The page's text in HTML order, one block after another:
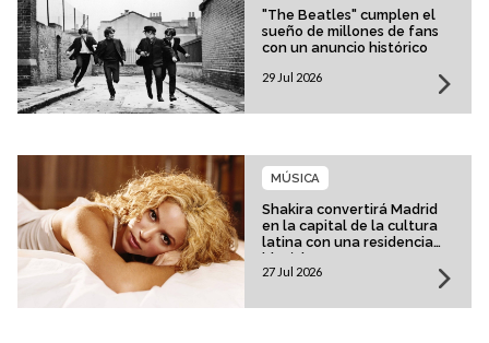
"The Beatles" cumplen el
sueño de millones de fans
con un anuncio histórico
29 Jul 2026
Shakira convertirá Madrid
en la capital de la cultura
latina con una residencia
histórica
MÚSICA
27 Jul 2026